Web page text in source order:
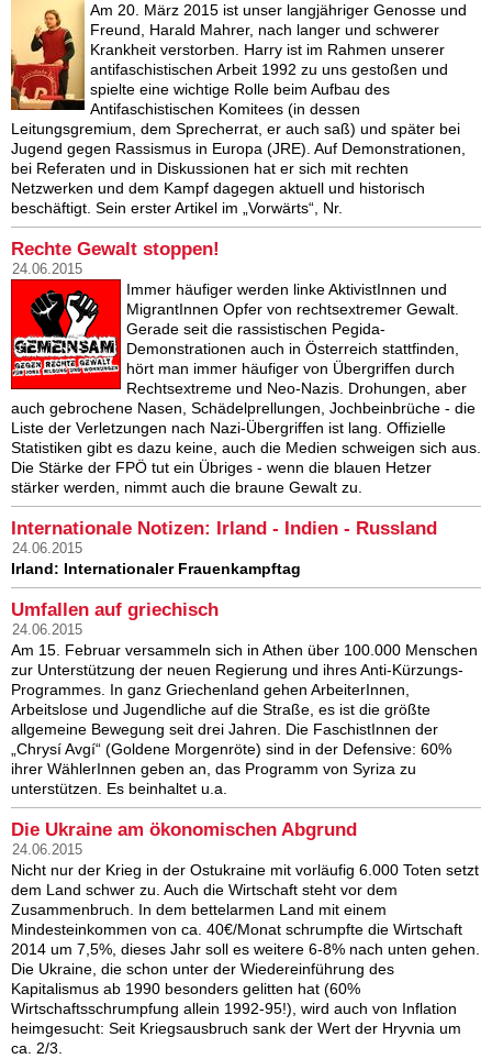
Am 20. März 2015 ist unser langjähriger Genosse und
Freund, Harald Mahrer, nach langer und schwerer
Krankheit verstorben. Harry ist im Rahmen unserer
antifaschistischen Arbeit 1992 zu uns gestoßen und
spielte eine wichtige Rolle beim Aufbau des
Antifaschistischen Komitees (in dessen
Leitungsgremium, dem Sprecherrat, er auch saß) und später bei
Jugend gegen Rassismus in Europa (JRE). Auf Demonstrationen,
bei Referaten und in Diskussionen hat er sich mit rechten
Netzwerken und dem Kampf dagegen aktuell und historisch
beschäftigt. Sein erster Artikel im „Vorwärts“, Nr.
Rechte Gewalt stoppen!
24.06.2015
Immer häufiger werden linke AktivistInnen und
MigrantInnen Opfer von rechtsextremer Gewalt.
Gerade seit die rassistischen Pegida-
Demonstrationen auch in Österreich stattfinden,
hört man immer häufiger von Übergriffen durch
Rechtsextreme und Neo-Nazis. Drohungen, aber
auch gebrochene Nasen, Schädelprellungen, Jochbeinbrüche - die
Liste der Verletzungen nach Nazi-Übergriffen ist lang. Offizielle
Statistiken gibt es dazu keine, auch die Medien schweigen sich aus.
Die Stärke der FPÖ tut ein Übriges - wenn die blauen Hetzer
stärker werden, nimmt auch die braune Gewalt zu.
Internationale Notizen: Irland - Indien - Russland
24.06.2015
Irland: Internationaler Frauenkampftag
Umfallen auf griechisch
24.06.2015
Am 15. Februar versammeln sich in Athen über 100.000 Menschen
zur Unterstützung der neuen Regierung und ihres Anti-Kürzungs-
Programmes. In ganz Griechenland gehen ArbeiterInnen,
Arbeitslose und Jugendliche auf die Straße, es ist die größte
allgemeine Bewegung seit drei Jahren. Die FaschistInnen der
„Chrysí Avgí“ (Goldene Morgenröte) sind in der Defensive: 60%
ihrer WählerInnen geben an, das Programm von Syriza zu
unterstützen. Es beinhaltet u.a.
Die Ukraine am ökonomischen Abgrund
24.06.2015
Nicht nur der Krieg in der Ostukraine mit vorläufig 6.000 Toten setzt
dem Land schwer zu. Auch die Wirtschaft steht vor dem
Zusammenbruch. In dem bettelarmen Land mit einem
Mindesteinkommen von ca. 40€/Monat schrumpfte die Wirtschaft
2014 um 7,5%, dieses Jahr soll es weitere 6-8% nach unten gehen.
Die Ukraine, die schon unter der Wiedereinführung des
Kapitalismus ab 1990 besonders gelitten hat (60%
Wirtschaftsschrumpfung allein 1992-95!), wird auch von Inflation
heimgesucht: Seit Kriegsausbruch sank der Wert der Hryvnia um
ca. 2/3.